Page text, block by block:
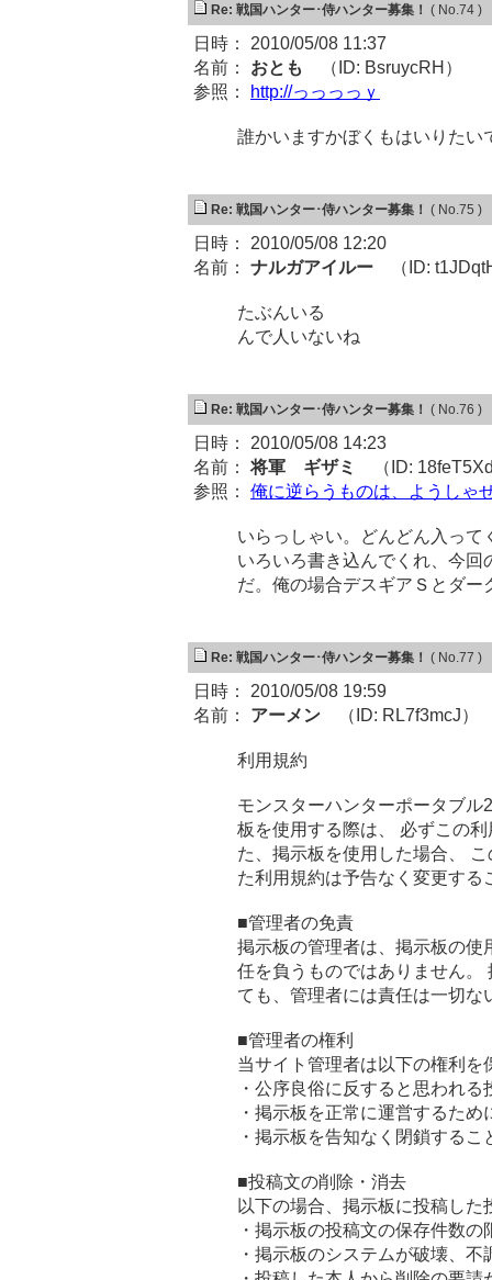
Re: 戦国ハンター･侍ハンター募集！ ( No.74 )
日時： 2010/05/08 11:37
名前： おとも
（ID: BsruycRH）
参照： http://っっっっｙ
誰かいますかぼくもはいりたい
Re: 戦国ハンター･侍ハンター募集！ ( No.75 )
日時： 2010/05/08 12:20
名前： ナルガアイルー （ID:
たぶんいる
んで人いないね
Re: 戦国ハンター･侍ハンター募集！ ( No.76 )
日時： 2010/05/08 14:23
名前：将軍 ギザミ
（ID:
参照： 俺に逆らうものは、ようしゃ
いらっしゃい。どんどん入って
いろいろ書き込んでくれ、今
だ。俺の場合デスギアＳとダ
Re: 戦国ハンター･侍ハンター募集！ ( No.77 )
日時： 2010/05/08 19:59
名前： アーメン （ID: RL7f3mcJ）
利用規約
モンスターハンターポータブ
板を使用する際は、 必ずこの
た、掲示板を使用した場合、
た利用規約は予告なく変更する
■管理者の免責
掲示板の管理者は、掲示板の
任を負うものではありません
ても、管理者には責任は一切
■管理者の権利
当サイト管理者は以下の権利を
・公序良俗に反すると思われ
・掲示板を正常に運営するた
・掲示板を告知なく閉鎖するこ
■投稿文の削除・消去
以下の場合、掲示板に投稿し
・掲示板の投稿文の保存件数
・掲示板のシステムが破壊、